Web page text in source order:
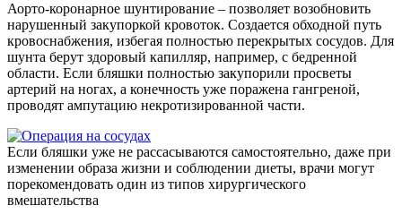
Аорто-коронарное шунтирование – позволяет возобновить
нарушенный закупоркой кровоток. Создается обходной путь
кровоснабжения, избегая полностью перекрытых сосудов. Для
шунта берут здоровый капилляр, например, с бедренной
области. Если бляшки полностью закупорили просветы
артерий на ногах, а конечность уже поражена гангреной,
проводят ампутацию некротизированной части.
Если бляшки уже не рассасываются самостоятельно, даже при
изменении образа жизни и соблюдении диеты, врачи могут
порекомендовать один из типов хирургического
вмешательства